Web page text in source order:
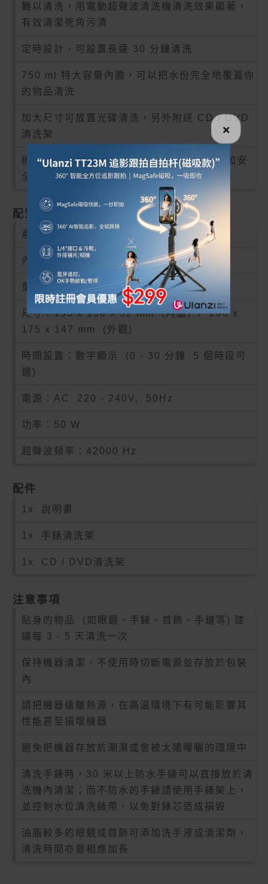
難以清洗，用 電動 超聲波清洗機 清洗效果顯著，
有效清潔死角污漬
定時設計，可設置長達 30 分鐘清洗
750 ml 特大容量內膽，可以把水份完全地覆蓋你
的物品清洗
加大尺寸可 放置 光碟 清洗 ，另外附送 CD / DVD
清洗架
機身底部設有防滑膠墊及散熱孔，使機器更加安
全、耐用
配置
產品編號：
內膽容量：750 ml
重量：0.85 kg
尺寸：155 x 130 x 52 mm (內膽) / 206 x
175 x 147 mm (外觀)
時間設置：數字顯示 (0 - 30 分鐘 5 個時段可
選)
電源：AC 220 - 240V, 50Hz
功率：50 W
超聲波頻率：42000 Hz
配件
1x 說明書
1x 手錶清洗架
1x CD / DVD清洗架
注意事項
貼身的物品 (如眼鏡、手錶、首飾、手鏈等) 建
議 每 3 - 5 天清洗一次
保持機器清潔， 不使用時切斷電源並存放於包裝
內
請把機器遠離熱源，在高溫環境下有可能影響其
性能甚至損壞機器
避免把機器存放於潮濕或會被太陽曝曬的環境中
清洗手錶時，30 米以上防水手錶可以直接放於清
洗機內清潔；而不防水的手錶請使用手錶架上，
並控制水位清洗錶帶，以免對錶芯造成損毀
油脂較多的眼鏡或首飾可添加洗手液或清潔劑，
清洗時間亦要相應加長
×